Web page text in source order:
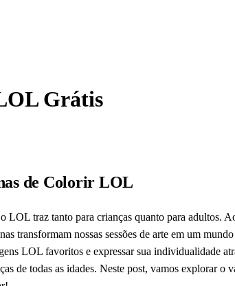
Grátis
de Colorir LOL
traz tanto para crianças quanto para adultos.
transformam nossas sessões de arte em um
LOL favoritos e expressar sua individualidade
de todas as idades. Neste post, vamos explorar